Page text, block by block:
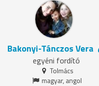
Bakonyi-Tánczos Vera
egyéni fordító
Tolmács
magyar, angol